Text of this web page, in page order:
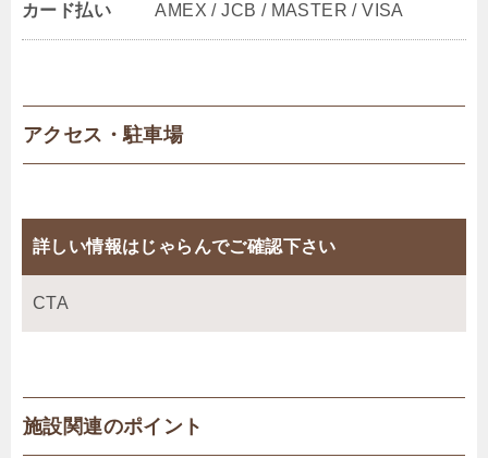
カード払い AMEX / JCB / MASTER / VISA
アクセス・駐車場
詳しい情報はじゃらんでご確認下さい
CTA
施設関連のポイント